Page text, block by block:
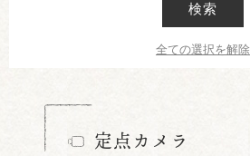
検索
全ての選択を解除
定点カメラ